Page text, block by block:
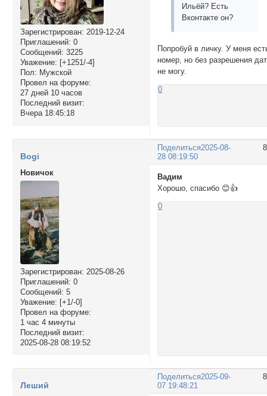
Зарегистрирован: 2019-12-24
Приглашений: 0
Сообщений: 3225
Уважение: [+1251/-4]
Пол: Мужской
Провел на форуме:
27 дней 10 часов
Последний визит:
Вчера 18:45:18
Ильёй? Есть
Вконтакте он?
Попробуй в личку. У меня
номер, но без разрешения
не могу.
0
Поделиться2025-08-
28 08:19:50
Bogi
Новичок
Зарегистрирован: 2025-08-26
Приглашений: 0
Сообщений: 5
Уважение: [+1/-0]
Провел на форуме:
1 час 4 минуты
Последний визит:
2025-08-28 08:19:52
Вадим
Хорошо, спасибо 😊👍
0
Поделиться2025-09-
07 19:48:21
Леший